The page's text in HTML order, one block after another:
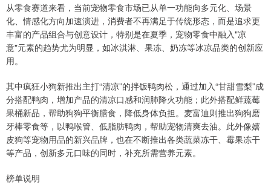
从零食赛道来看，当前宠物零食市场已从单一功能向多元化、场景
化、情感化方向加速演进，消费者不再满足于传统形态，而是追求更
丰富的产品组合与创意设计，特别是在夏季，宠物零食中融入"凉
意"元素的趋势尤为明显，如冰淇淋、果冻、奶冻等冰凉品类的创新应
用。
其中疯狂小狗新推出主打“清凉”的拌饭鸭肉松，通过加入“甘甜雪梨”成
分搭配鸭肉，增加产品的清凉口感和润肺降火功能；此外搭配鲜蔬莓
果桶新品，帮助狗狗平衡膳食，降低身体负担。麦富迪则推出狗狗磨
牙棒零食等，以鸭喉管、低脂肪鸭肉，帮助宠物清爽去油。此外像嬉
皮狗等宠物用品的新兴品牌，也在不断推出各类蔬菜冻干、霉果冻干
等产品，创新多元口味的同时，补充所需营养元素。
榜单说明